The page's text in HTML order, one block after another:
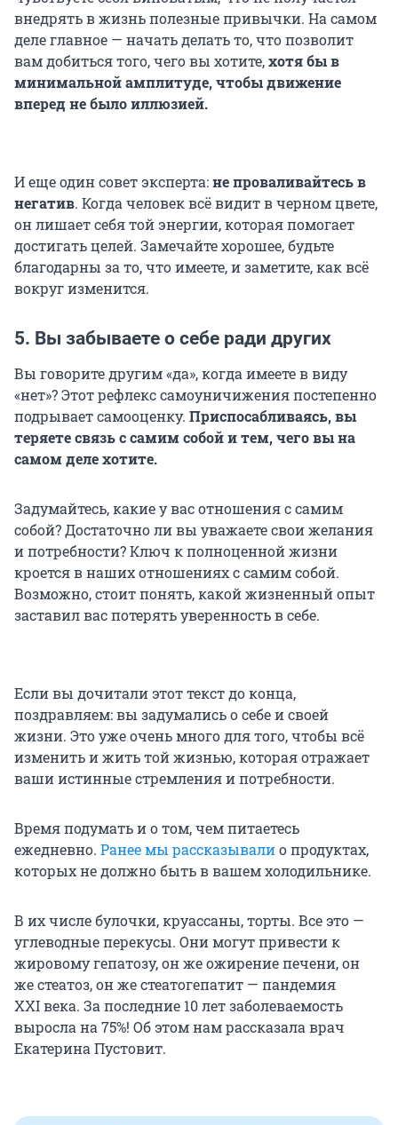
внедрять в жизнь полезные привычки. На самом
деле главное — начать делать то, что позволит
вам добиться того, чего вы хотите,хотя бы в
минимальной амплитуде, чтобы движение
вперед не было иллюзией.
И еще один совет эксперта:не проваливайтесь в
негатив. Когда человек всё видит в черном цвете,
он лишает себя той энергии, которая помогает
достигать целей. Замечайте хорошее, будьте
благодарны за то, что имеете, и заметите, как всё
вокруг изменится.
5. Вы забываете о себе ради других
Вы говорите другим «да», когда имеете в виду
«нет»? Этот рефлекс самоуничижения постепенно
подрывает самооценку. Приспосабливаясь, вы
теряете связь с самим собой и тем, чего вы на
самом деле хотите.
Задумайтесь, какие у вас отношения с самим
собой? Достаточно ли вы уважаете свои желания
и потребности? Ключ к полноценной жизни
кроется в наших отношениях с самим собой.
Возможно, стоит понять, какой жизненный опыт
заставил вас потерять уверенность в себе.
Если вы дочитали этот текст до конца,
поздравляем: вы задумались о себе и своей
жизни. Это уже очень много для того, чтобы всё
изменить и жить той жизнью, которая отражает
ваши истинные стремления и потребности.
Время подумать и о том, чем питаетесь
ежедневно. Ранее мы рассказывалио продуктах,
которых не должно быть в вашем холодильнике.
В их числе булочки, круассаны, торты. Все это —
углеводные перекусы. Они могут привести к
жировому гепатозу, он же ожирение печени, он
же стеатоз, он же стеатогепатит — пандемия
XXI века. За последние 10 летзаболеваемость
выросла на 75%! Об этом нам рассказала врач
Екатерина Пустовит.